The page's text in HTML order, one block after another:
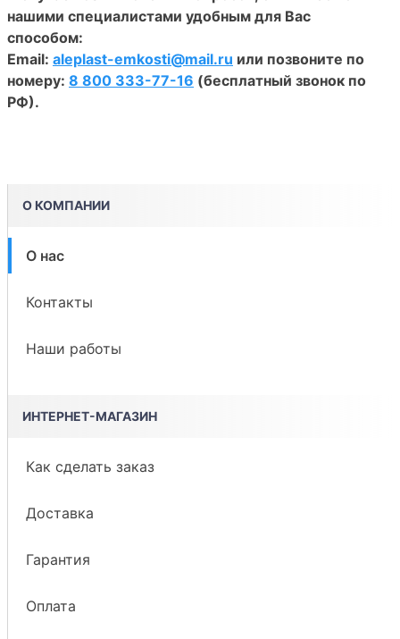
нашими специалистами удобным для Вас
способом:
Email: aleplast-emkosti@mail.ru или позвоните по
номеру: 8 800 333-77-16 (бесплатный звонок по
РФ).
О КОМПАНИИ
О нас
Контакты
Наши работы
ИНТЕРНЕТ-МАГАЗИН
Как сделать заказ
Доставка
Гарантия
Оплата